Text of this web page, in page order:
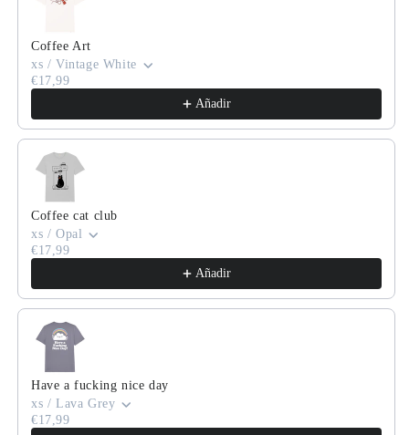
Coffee Art
xs / Vintage White
€17,99
Añadir
Coffee cat club
xs / Opal
€17,99
Añadir
Have a fucking nice day
xs / Lava Grey
€17,99